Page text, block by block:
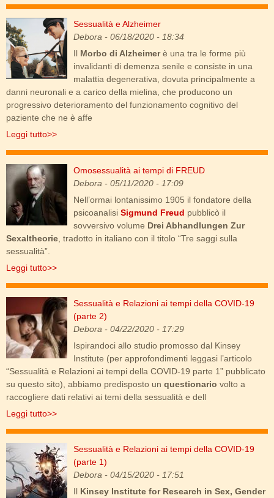
alzhaimer.png
Sessualità e Alzheimer
Debora - 06/18/2020 - 18:34
Il Morbo di Alzheimerè una tra le forme più
invalidanti di demenza senile e consiste in una
malattia degenerativa, dovuta principalmente a
danni neuronali e a carico della mielina, che producono un
progressivo deterioramento del funzionamento cognitivo del
paziente che ne è affe
Leggi tutto>>
sigmund-freud-colorized.jpg
Omosessualità ai tempi di FREUD
Debora - 05/11/2020 - 17:09
Nell’ormai lontanissimo 1905 il fondatore della
psicoanalisi Sigmund Freud pubblicò il
sovversivo volume Drei Abhandlungen Zur
Sexaltheorie , tradotto in italiano con il titolo “Tre saggi sulla
sessualità”.
Leggi tutto>>
sexsomnia_2.jpg
Sessualità e Relazioni ai tempi della COVID-19
(parte 2)
Debora - 04/22/2020 - 17:29
Ispirandoci allo studio promosso dal Kinsey
Institute (per approfondimenti leggasi l’articolo
“Sessualità e Relazioni ai tempi della COVID-19 parte 1” pubblicato
su questo sito), abbiamo predisposto un questionario volto a
raccogliere dati relativi ai temi della sessualità e dell
Leggi tutto>>
ac-odyssey-medusa-guide.jpg
Sessualità e Relazioni ai tempi della COVID-19
(parte 1)
Debora - 04/15/2020 - 17:51
Il Kinsey Institute for Research in Sex, Gender